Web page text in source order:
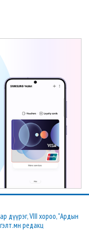
дүүрэг, VIII хороо, "Ардын
редакц